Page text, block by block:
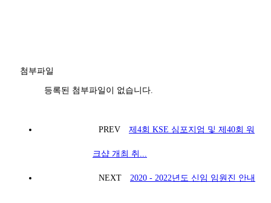
첨부파일
등록된 첨부파일이 없습니다.
PREV 제4회 KSE 심포지엄 및 제40회 워
크샵 개최 취...
NEXT 2020 - 2022년도 신임 임원진 안내